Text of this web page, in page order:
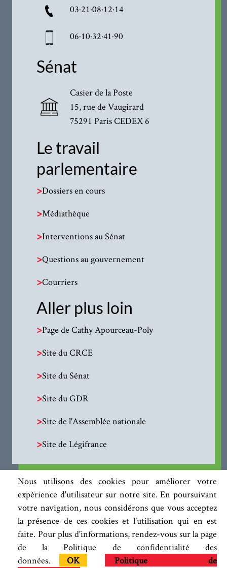
Nous utilisons des cookies pour améliorer votre
expérience d'utilisateur sur notre site. En poursuivant
votre navigation, nous considérons que vous acceptez
la présence de ces cookies et l'utilisation qui en est
faite. Pour plus d'informations, rendez-vous sur la page
de la Politique de confidentialité des
données.
OK
Politique de
03·21·08·12·14
06·10·32·41·90
Sénat
Casier de la Poste
15, rue de Vaugirard
75291 Paris CEDEX 6
Le travail
parlementaire
>Dossiers en cours
>Médiathèque
>Interventions au Sénat
>Questions au gouvernement
>Courriers
Aller plus loin
>Page de Cathy Apourceau-Poly
>Site du CRCE
>Site du Sénat
>Site du GDR
>Site de l'Assemblée nationale
>Site de Légifrance